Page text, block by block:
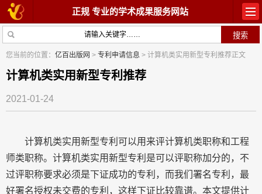
正规 专业的学术成果服务网站
学术著作
在线咨询 关于我们
您当前的位置： 亿百出版网 > 专利申请信息 > 计算机类实用新型专利推荐正文
计算机类实用新型专利推荐
2021-01-24
计算机类实用新型专利可以用来评计算机类职称和工程
师类职称。计算机类实用新型专利是可以评职称加分的，不
过评职称要求必须是下证成功的专利，而我们署名专利，最
好署名授权未交费的专利，这样下证比较靠谱。本文提供计